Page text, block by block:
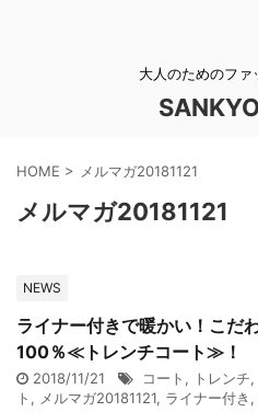
大人のためのファ
HOME > メルマガ20181121
メルマガ20181121
NEWS
ライナー付きで暖かい！こだ
100％≪トレンチコート≫！
2018/11/21 コート , トレンチ,
ト , メルマガ20181121, ライナー付き ,